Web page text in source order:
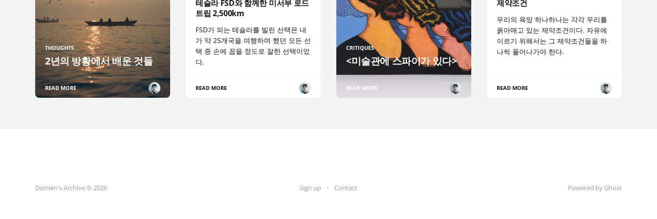
THOUGHTS
2년의 방황에서 배운 것들
READ MORE
테슬라 FSD와 함께한 미서부 로드
트립 2,500km
FSD가 되는 테슬라를 빌린 선택은 내
가 약 25개국을 여행하며 했던 모든 선
택 중 손에 꼽을 정도로 잘한 선택이었
다.
READ MORE
CRITIQUES
<미술관에 스파이가 있다>
READ MORE
제약조건
우리의 욕망 하나하나는 각각 우리를
옭아매고 있는 제약조건이다. 자유에
이르기 위해서는 그 제약조건들을 하
나씩 풀어나가야 한다.
READ MORE
Damien's Archive © 2026 Sign up Contact Powered by Ghost